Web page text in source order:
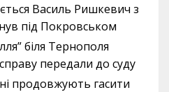
Василь Ришкевич з
під Покровськом
біля Тернополя
передали до суду
продовжують гасити